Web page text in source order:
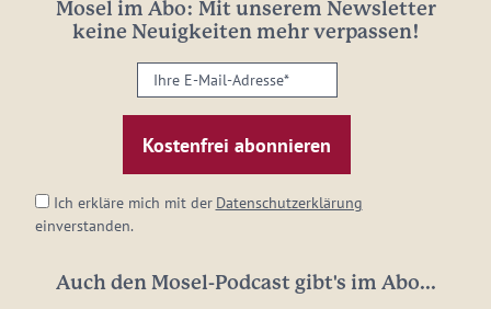
Mosel im Abo: Mit unserem Newsletter
keine Neuigkeiten mehr verpassen!
Ihre
E-
Mail-
Adresse:
Ich erkläre mich mit der Datenschutzerklärung
einverstanden.
Auch den Mosel-Podcast gibt's im Abo...